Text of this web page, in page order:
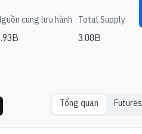
cung lưu hành Total Supply
3.00B
Tổng quan Futures